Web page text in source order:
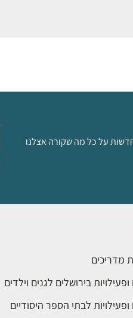
על כל מה שקורה אצלנו
מדריכים
ופעילויות בירושלים לגנים וילדים
ופעילויות לבתי הספר היסודיים